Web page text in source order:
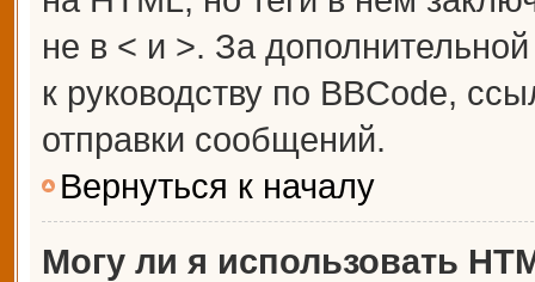
не в < и >. За
к руководству по BBCode,
отправки сообщений.
Вернуться к началу
Могу ли я использовать